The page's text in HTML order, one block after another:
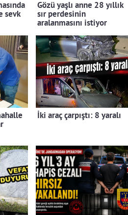
sevk
Gözü yaşlı anne 28 yıllık
sır perdesinin
aralanmasını istiyor
İki araç çarpıştı: 8 yaralı